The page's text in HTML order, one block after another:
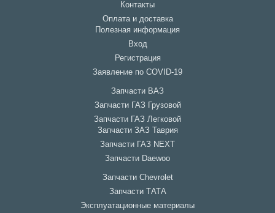
Контакты
Оплата и доставка
Полезная информация
Вход
Регистрация
Заявление по COVID-19
Запчасти ВАЗ
Запчасти ГАЗ Грузовой
Запчасти ГАЗ Легковой
Запчасти ЗАЗ Таврия
Запчасти ГАЗ NEXT
Запчасти Daewoo
Запчасти Chevrolet
Запчасти ТАТА
Эксплуатационные материалы